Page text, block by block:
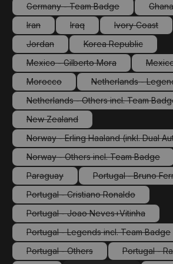
Germany - Team Badge
(Diese Option ist zurzeit
Ghana
Iran
(Diese Option ist zurzeit nicht
Iraq
(Diese Option ist zurzeit
Ivory Coast
(Diese
Jordan
(Diese Option ist zurzeit nicht
Korea Republic
(Diese Option
Mexico - Gilberto Mora
(Diese Option ist zurzeit
Morocco
(Diese Option ist zurzeit nicht
Netherlands -
(Diese
Netherlands - Others incl. Team
(Diese Option ist
New Zealand
(Diese Option ist zurzeit nicht
Norway - Erling Haaland (inkl. Dual
(Diese Option ist
Norway - Others incl. Team Badge
(Diese Option ist
Paraguay
(Diese Option ist zurzeit nicht
Portugal - Bruno
Portugal - Cristiano Ronaldo
(Diese Option ist zurzeit
Portugal - Joao Neves+Vitinha
(Diese Option ist zurzeit
Portugal - Legends incl. Team Badge
(Diese Option ist
Portugal - Others
(Diese Option ist zurzeit nicht
Portugal -